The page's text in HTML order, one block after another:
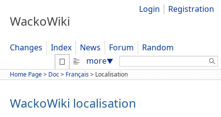
WackoWiki
Login Registration
Changes Index News Forum
Random
more▼ Search:
Home Page> Doc> Français> Localisation
WackoWiki localisation